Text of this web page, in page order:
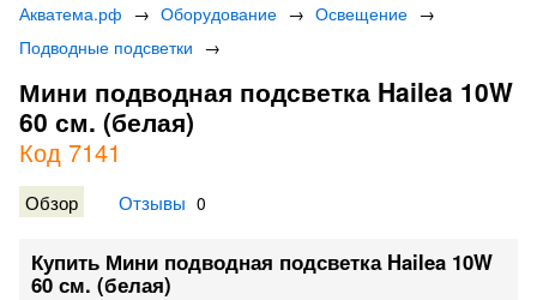
Акватема.рф → Оборудование → Освещение →
Подводные подсветки →
Мини подводная подсветка Hailea 10W
60 см. (белая)
Код 7141
Обзор Отзывы 0
Купить Мини подводная подсветка Hailea 10W
60 см. (белая)